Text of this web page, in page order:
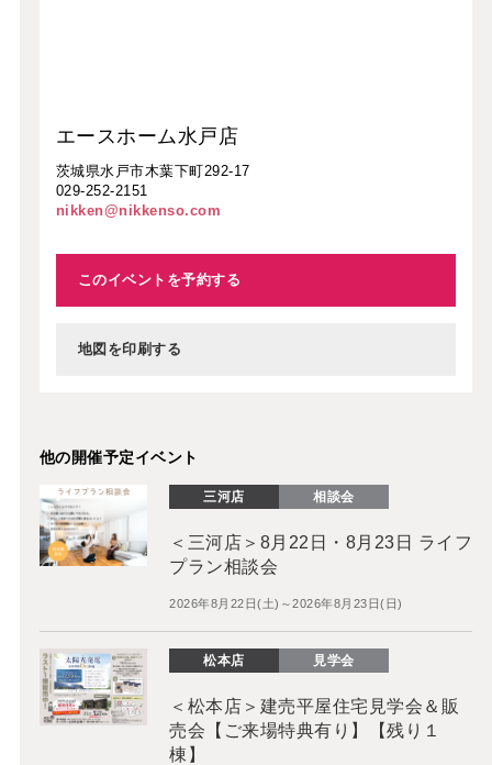
エースホーム水戸店
茨城県水戸市木葉下町292-17
029-252-2151
nikken@nikkenso.com
このイベントを予約する
地図を印刷する
他の開催予定イベント
三河店 相談会
＜三河店＞8月22日・8月23日 ライフ
プラン相談会
2026年8月22日(土)～2026年8月23日(日)
松本店 見学会
＜松本店＞建売平屋住宅見学会＆販
売会【ご来場特典有り】【残り１
棟】